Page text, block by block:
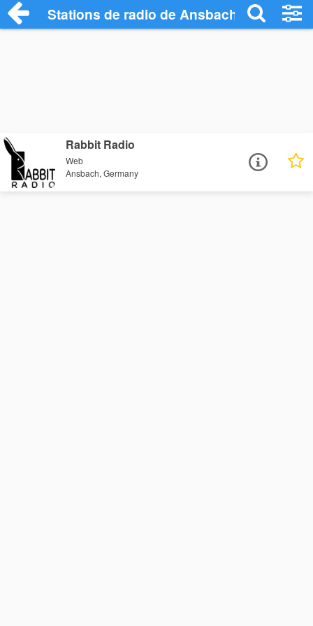
Stations de radio de Ansbach
Rabbit Radio
Web
Ansbach, Germany